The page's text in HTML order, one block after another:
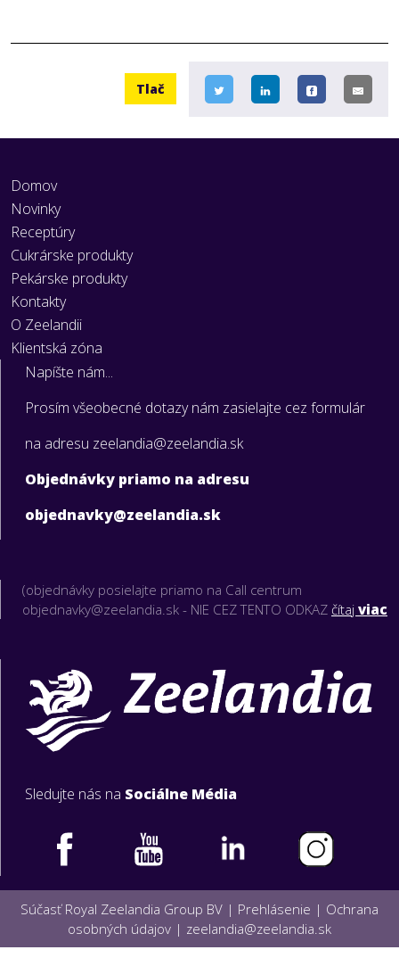
Tlač
Domov
Novinky
Receptúry
Cukrárske produkty
Pekárske produkty
Kontakty
O Zeelandii
Klientská zóna
Napíšte nám...
Prosím všeobecné dotazy nám zasielajte cez formulár
na adresu zeelandia@zeelandia.sk
Objednávky priamo na adresu
objednavky@zeelandia.sk
(objednávky posielajte priamo na Call centrum
objednavky@zeelandia.sk - NIE CEZ TENTO ODKAZ čítaj viac
Sledujte nás na Sociálne Média
Súčasť Royal Zeelandia Group BV | Prehlásenie | Ochrana
osobných údajov | zeelandia@zeelandia.sk